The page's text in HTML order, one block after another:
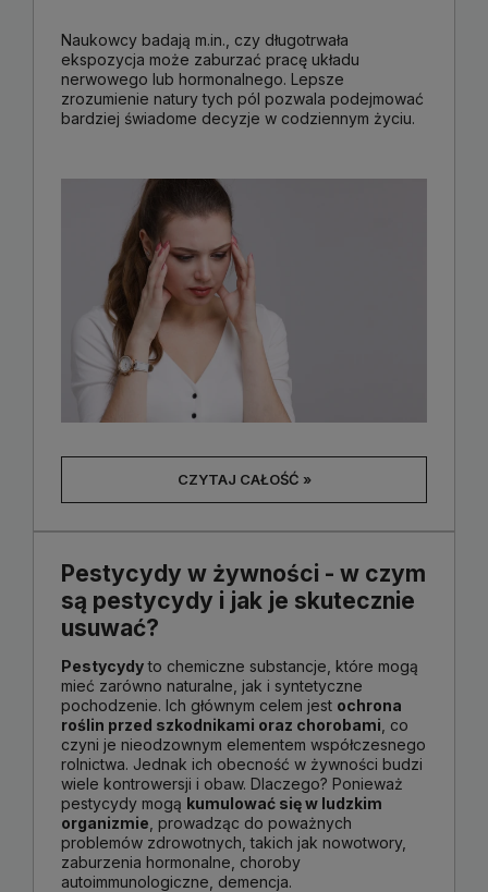
Naukowcy badają m.in., czy długotrwała
ekspozycja może zaburzać pracę układu
nerwowego lub hormonalnego. Lepsze
zrozumienie natury tych pól pozwala podejmować
bardziej świadome decyzje w codziennym życiu.
CZYTAJ CAŁOŚĆ »
Pestycydy w żywności - w czym
są pestycydy i jak je skutecznie
usuwać?
Pestycydyto chemiczne substancje, które mogą
mieć zarówno naturalne, jak i syntetyczne
pochodzenie. Ich głównym celem jest ochrona
roślin przed szkodnikami oraz chorobami , co
czyni je nieodzownym elementem współczesnego
rolnictwa. Jednak ich obecność w żywności budzi
wiele kontrowersji i obaw. Dlaczego? Ponieważ
pestycydy mogą kumulować się w ludzkim
organizmie , prowadząc do poważnych
problemów zdrowotnych, takich jak nowotwory,
zaburzenia hormonalne, choroby
autoimmunologiczne, demencja.